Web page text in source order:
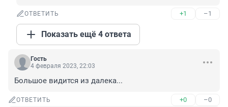
ОТВЕТИТЬ +1 –1
Показать ещё 4 ответа
Гость
4 февраля 2023, 22:03
Большое видится из далека...
ОТВЕТИТЬ +0 –0